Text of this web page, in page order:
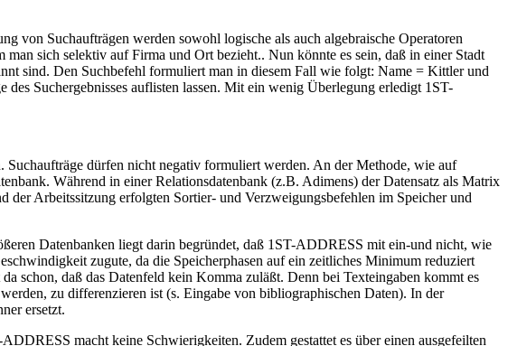
von Suchaufträgen werden sowohl logische als auch algebraische Operatoren
sich selektiv auf Firma und Ort bezieht.. Nun könnte es sein, daß in einer Stadt
sind. Den Suchbefehl formuliert man in diesem Fall wie folgt: Name = Kittler und
Suchergebnisses auflisten lassen. Mit ein wenig Überlegung erledigt 1ST-
dürfen nicht negativ formuliert werden. An der Methode, wie auf
Während in einer Relationsdatenbank (z.B. Adimens) der Datensatz als Matrix
Arbeitssitzung erfolgten Sortier- und Verzweigungsbefehlen im Speicher und
Datenbanken liegt darin begründet, daß 1ST-ADDRESS mit ein-und nicht, wie
zugute, da die Speicherphasen auf ein zeitliches Minimum reduziert
schon, daß das Datenfeld kein Komma zuläßt. Denn bei Texteingaben kommt es
zu differenzieren ist (s. Eingabe von bibliographischen Daten). In der
ersetzt.
macht keine Schwierigkeiten. Zudem gestattet es über einen ausgefeilten